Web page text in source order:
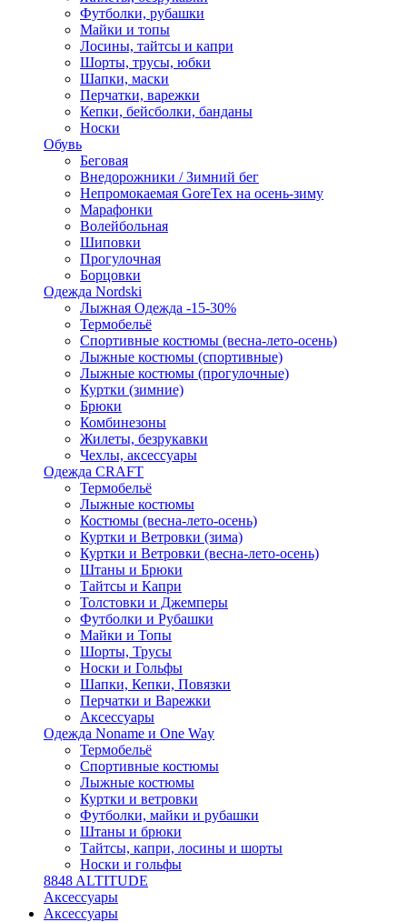
Футболки, рубашки
Майки и топы
Лосины, тайтсы и капри
Шорты, трусы, юбки
Шапки, маски
Перчатки, варежки
Кепки, бейсболки, банданы
Носки
Обувь
Беговая
Внедорожники / Зимний бег
Непромокаемая GoreTex на осень-зиму
Марафонки
Волейбольная
Шиповки
Прогулочная
Борцовки
Одежда Nordski
Лыжная Одежда -15-30%
Термобельё
Спортивные костюмы (весна-лето-осень)
Лыжные костюмы (спортивные)
Лыжные костюмы (прогулочные)
Куртки (зимние)
Брюки
Комбинезоны
Жилеты, безрукавки
Чехлы, аксессуары
Одежда CRAFT
Термобельё
Лыжные костюмы
Костюмы (весна-лето-осень)
Куртки и Ветровки (зима)
Куртки и Ветровки (весна-лето-осень)
Штаны и Брюки
Тайтсы и Капри
Толстовки и Джемперы
Футболки и Рубашки
Майки и Топы
Шорты, Трусы
Носки и Гольфы
Шапки, Кепки, Повязки
Перчатки и Варежки
Аксессуары
Одежда Noname и One Way
Термобельё
Спортивные костюмы
Лыжные костюмы
Куртки и ветровки
Футболки, майки и рубашки
Штаны и брюки
Тайтсы, капри, лосины и шорты
Носки и гольфы
8848 ALTITUDE
Аксессуары
Аксессуары